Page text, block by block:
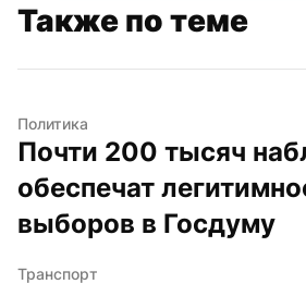
Также по теме
Политика
Почти 200 тысяч
обеспечат
выборов в Госдуму
Транспорт